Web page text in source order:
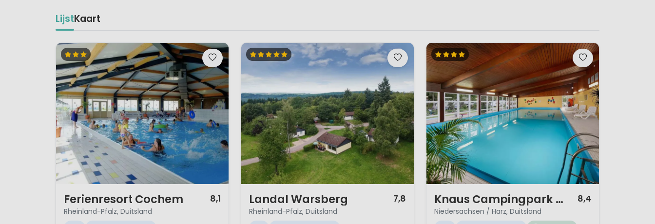
LijstKaart
Ferienresort Cochem 8,1
Rheinland-Pfalz, Duitsland
Landal Warsberg 7,8
Rheinland-Pfalz, Duitsland
Knaus Campingpark Walkenried 8,4
Niedersachsen / Harz, Duitsland